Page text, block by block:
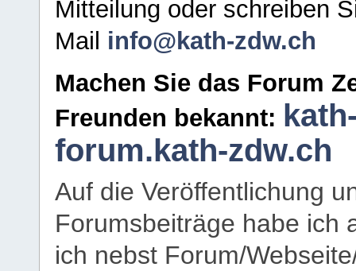
Mitteilung oder schreiben
Mail info@kath-zdw.ch
Machen Sie das Forum
Freunden bekannt:
forum.kath-zdw.ch
Auf die Veröffentlichung
Forumsbeiträge habe ich
ich nebst Forum/